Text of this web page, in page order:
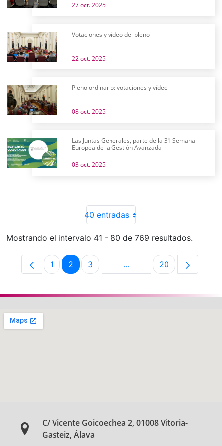
27 oct. 2025
Votaciones y video del pleno
22 oct. 2025
Pleno ordinario: votaciones y vídeo
08 oct. 2025
Las Juntas Generales, parte de la 31 Semana
Europea de la Gestión Avanzada
03 oct. 2025
40 entradas
Mostrando el intervalo 41 - 80 de 769 resultados.
Página
1 Página
2 Página
3 ...Páginas intermedias Use
Página
20
C/ Vicente Goicoechea 2, 01008 Vitoria-
Gasteiz, Álava